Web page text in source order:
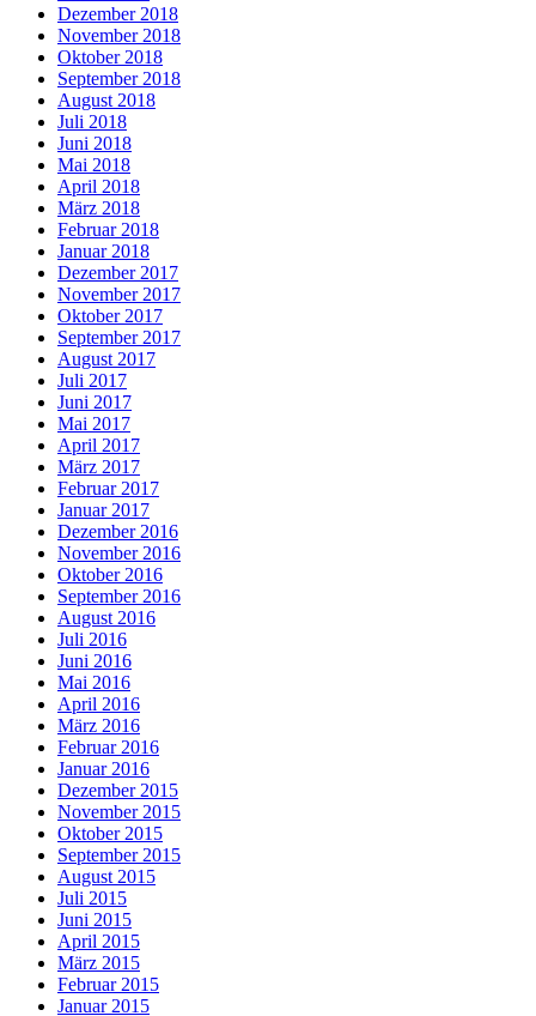
Dezember 2018
November 2018
Oktober 2018
September 2018
August 2018
Juli 2018
Juni 2018
Mai 2018
April 2018
März 2018
Februar 2018
Januar 2018
Dezember 2017
November 2017
Oktober 2017
September 2017
August 2017
Juli 2017
Juni 2017
Mai 2017
April 2017
März 2017
Februar 2017
Januar 2017
Dezember 2016
November 2016
Oktober 2016
September 2016
August 2016
Juli 2016
Juni 2016
Mai 2016
April 2016
März 2016
Februar 2016
Januar 2016
Dezember 2015
November 2015
Oktober 2015
September 2015
August 2015
Juli 2015
Juni 2015
April 2015
März 2015
Februar 2015
Januar 2015